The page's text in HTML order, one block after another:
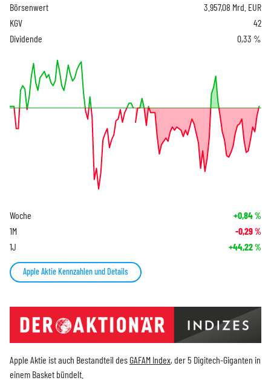
Börsenwert
3.957,08 Mrd. EUR
KGV
42
Dividende
0,33 %
Woche +0,84%
1M -0,29%
1J +44,22%
Apple Aktie Kennzahlen und Details
Apple Aktie ist auch Bestandteil desGAFAM Index, der 5 Digitech-Giganten in
einem Basket bündelt.